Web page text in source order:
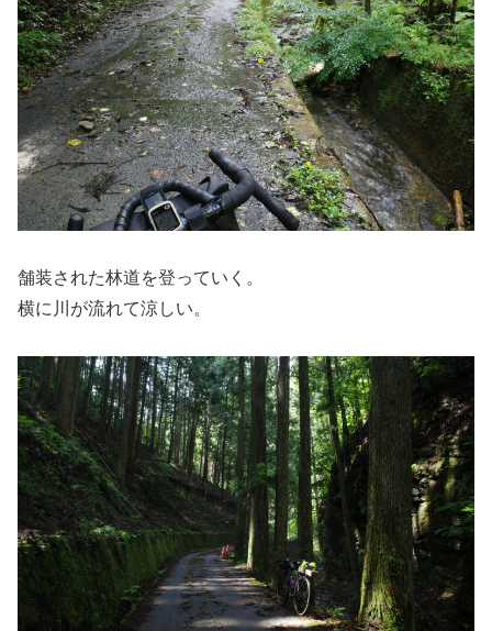
舗装された林道を登っていく。
横に川が流れて涼しい。